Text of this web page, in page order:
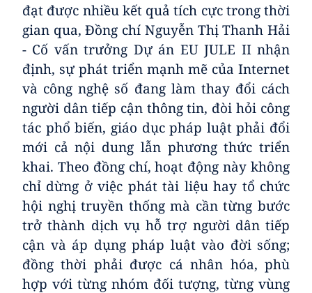
đạt được nhiều kết quả tích cực trong thời
gian qua, Đồng chí Nguyễn Thị Thanh Hải
- Cố vấn trưởng Dự án EU JULE II nhận
định, sự phát triển mạnh mẽ của Internet
và công nghệ số đang làm thay đổi cách
người dân tiếp cận thông tin, đòi hỏi công
tác phổ biến, giáo dục pháp luật phải đổi
mới cả nội dung lẫn phương thức triển
khai. Theo đồng chí, hoạt động này không
chỉ dừng ở việc phát tài liệu hay tổ chức
hội nghị truyền thống mà cần từng bước
trở thành dịch vụ hỗ trợ người dân tiếp
cận và áp dụng pháp luật vào đời sống;
đồng thời phải được cá nhân hóa, phù
hợp với từng nhóm đối tượng, từng vùng